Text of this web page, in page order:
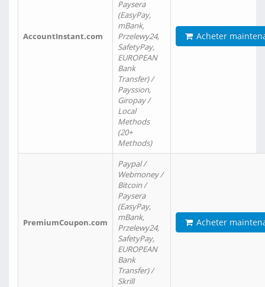
AccountInstant.com
Paysera
(EasyPay,
mBank,
Przelewy24,
SafetyPay,
EUROPEAN
Bank
Transfer) /
Payssion,
Giropay /
Local
Methods
(20+
Methods)
Acheter
PremiumCoupon.com
Paypal /
Webmoney /
Bitcoin /
Paysera
(EasyPay,
mBank,
Przelewy24,
SafetyPay,
EUROPEAN
Bank
Transfer) /
Skrill
Acheter